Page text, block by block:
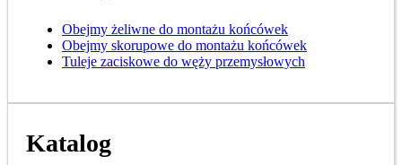
Obejmy żeliwne do montażu końcówek
Obejmy skorupowe do montażu końcówek
Tuleje zaciskowe do węży przemysłowych
Katalog